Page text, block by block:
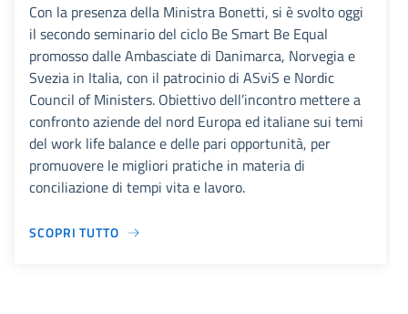
Con la presenza della Ministra Bonetti, si è svolto oggi
il secondo seminario del ciclo Be Smart Be Equal
promosso dalle Ambasciate di Danimarca, Norvegia e
Svezia in Italia, con il patrocinio di ASviS e Nordic
Council of Ministers. Obiettivo dell’incontro mettere a
confronto aziende del nord Europa ed italiane sui temi
del work life balance e delle pari opportunità, per
promuovere le migliori pratiche in materia di
conciliazione di tempi vita e lavoro.
SCOPRI TUTTO